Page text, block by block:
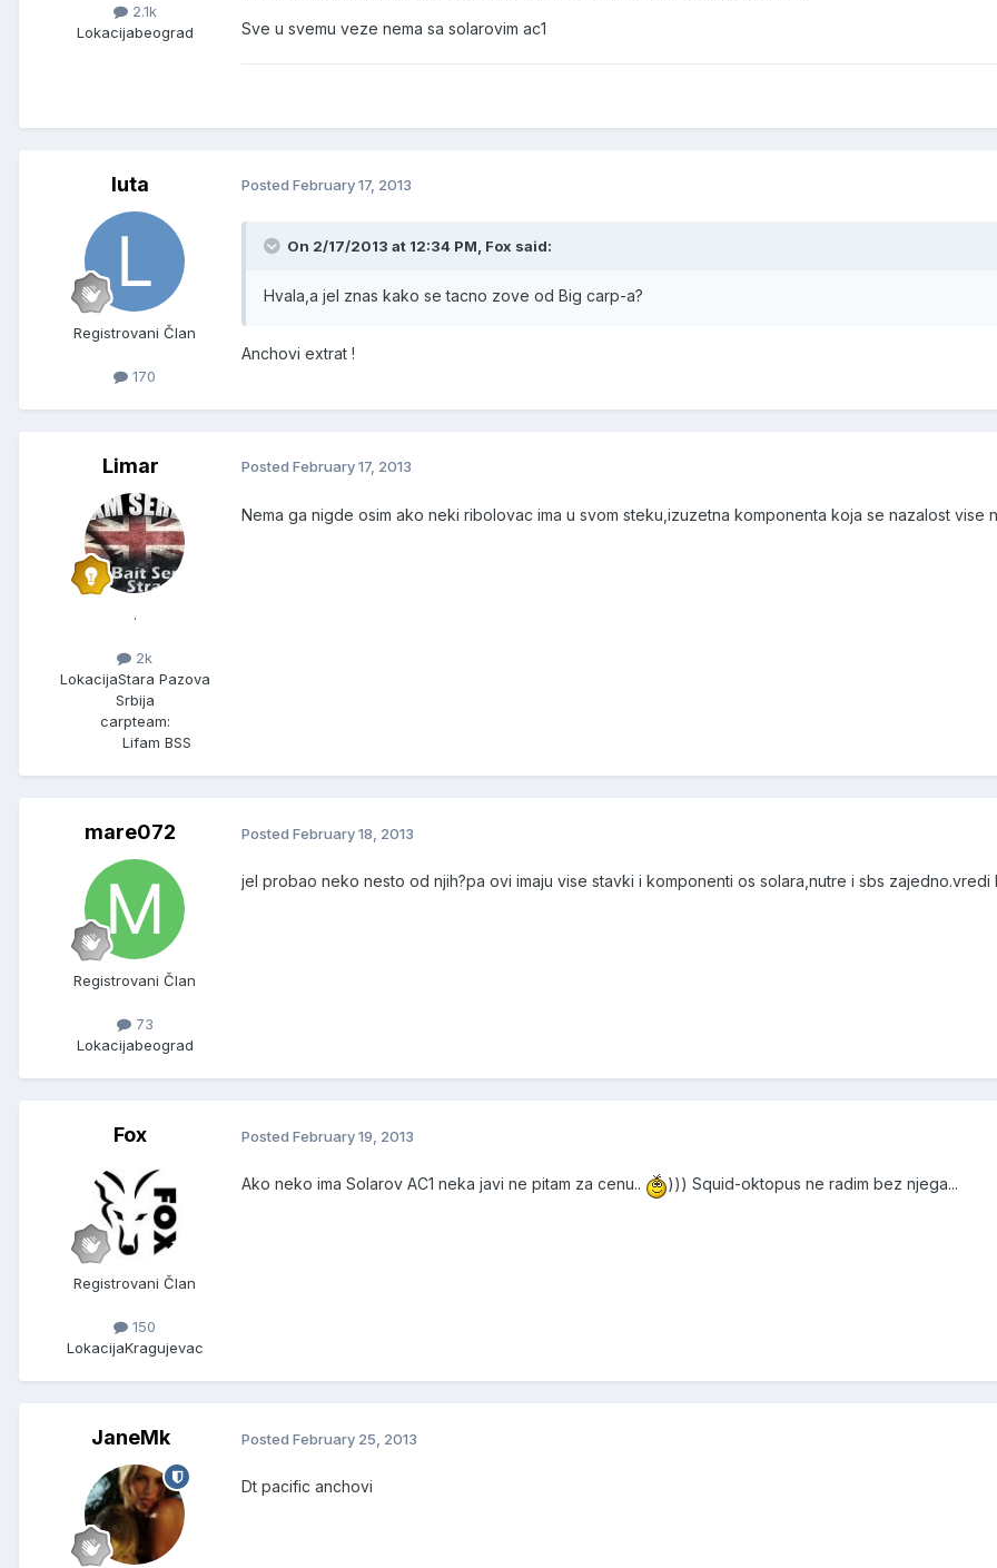
2.1k
Lokacijabeograd Sve u svemu veze nema sa solarovim ac1
luta
Registrovani Član
170
Posted February 17, 2013
On 2/17/2013 at 12:34 PM, Fox said:
Hvala,a jel znas kako se tacno zove od Big carp-a?
Anchovi extrat !
Limar
.
2k
LokacijaStara Pazova
Srbija
carpteam:
Lifam BSS
Posted February 17, 2013
Nema ga nigde osim ako neki ribolovac ima u svom steku,izuzetna komponenta koja se nazalost vise
mare072
Registrovani Član
73
Lokacijabeograd
Posted February 18, 2013
jel probao neko nesto od njih?pa ovi imaju vise stavki i komponenti os solara,nutre i sbs zajedno.vredi
Fox
Registrovani Član
150
LokacijaKragujevac
Posted February 19, 2013
Ako neko ima Solarov AC1 neka javi ne pitam za cenu.. ))) Squid-oktopus ne radim bez njega...
JaneMk Posted February 25, 2013
Dt pacific anchovi